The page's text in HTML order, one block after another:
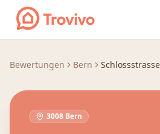
Zum Inhalt springen
Bewertungen Bern
3008 Bern